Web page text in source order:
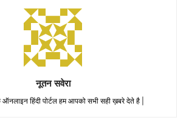
नूतन सवेरा
हिंदी पोर्टल हम आपको सभी सही ख़बरे देते है |